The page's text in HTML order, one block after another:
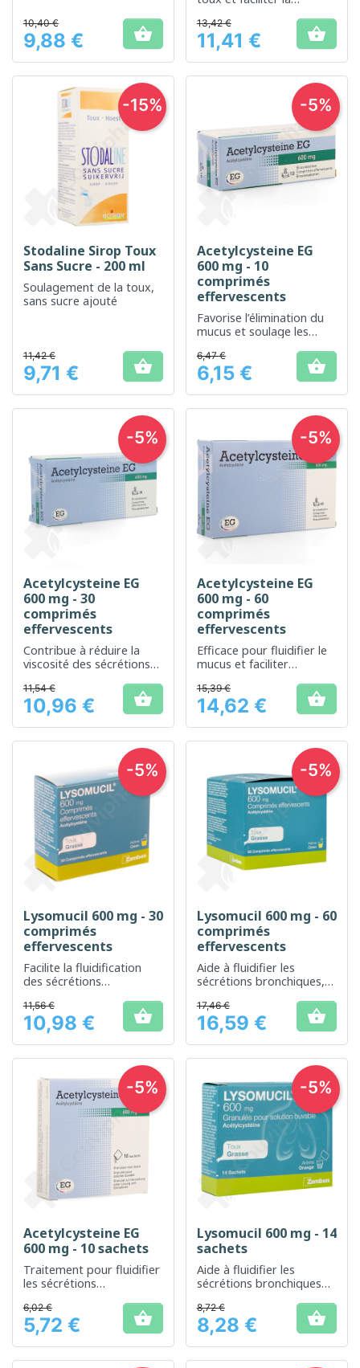
Prix
10,40 €
9,88 €  Prix
13,42 €
11,41 € 
Stodaline Sirop Toux
Sans Sucre - 200 ml
Soulagement de la toux,
sans sucre ajouté
Prix
11,42 €
9,71 € 
-15%
Acetylcysteine EG
600 mg - 10
comprimés
effervescents
Favorise l’élimination du
mucus et soulage les
Prix
6,47 €
6,15 € 
-5%
Acetylcysteine EG
600 mg - 30
comprimés
effervescents
Contribue à réduire la
viscosité des sécrétions
leur évacuation
Prix
11,54 €
10,96 € 
-5%
Acetylcysteine EG
600 mg - 60
comprimés
effervescents
Efficace pour fluidifier le
mucus et faciliter
Prix
15,39 €
14,62 € 
-5%
Lysomucil 600 mg - 30
comprimés
effervescents
Facilite la fluidification
des sécrétions
confort respiratoire
amélioré
Prix
11,56 €
10,98 € 
-5%
Lysomucil 600 mg - 60
comprimés
effervescents
Aide à fluidifier les
sécrétions bronchiques,
l'expectoration
Prix
17,46 €
16,59 € 
-5%
Acetylcysteine EG
600 mg - 10 sachets
Traitement pour fluidifier
les sécrétions
Prix
6,02 €
5,72 € 
-5%
Lysomucil 600 mg - 14
sachets
Aide à fluidifier les
sécrétions bronchiques
respiration
Prix
8,72 €
8,28 € 
-5%